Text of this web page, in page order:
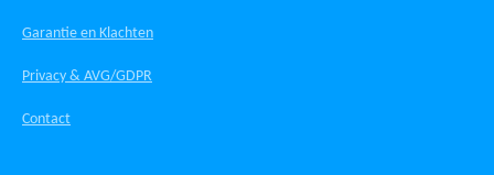
Garantie en Klachten
Privacy & AVG/GDPR
Contact